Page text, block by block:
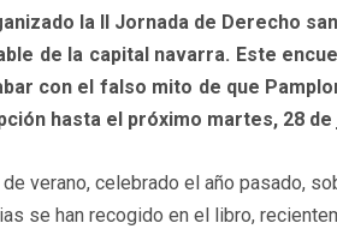
la II Jornada de Derecho
de la capital navarra. Este
con el falso mito de que
hasta el próximo martes, 28 de
verano, celebrado el año pasado,
se han recogido en el libro,